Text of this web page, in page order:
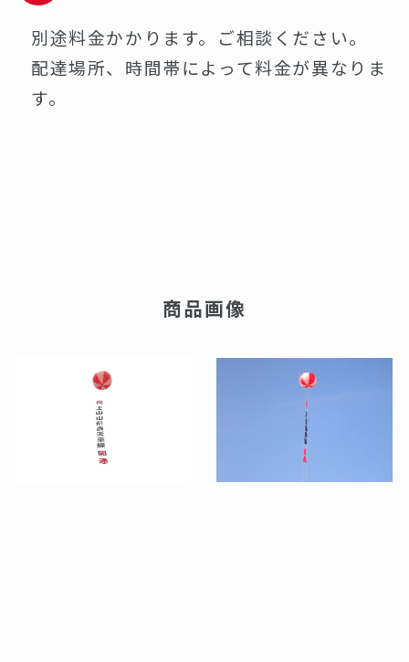
別途料金かかります。ご相談ください。
配達場所、時間帯によって料金が異なりま
す。
商品画像